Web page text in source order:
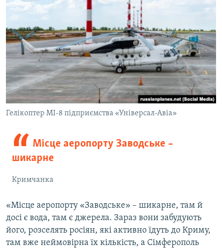
Гелікоптер МІ-8 підприємства «Універсал-Авіа»
Місце аеропорту Заводське –
шикарне
Кримчанка
«Місце аеропорту «Заводське» – шикарне, там й
досі є вода, там є джерела. Зараз вони забудують
його, розселять росіян, які активно їдуть до Криму,
там вже неймовірна їх кількість, а Сімферополь